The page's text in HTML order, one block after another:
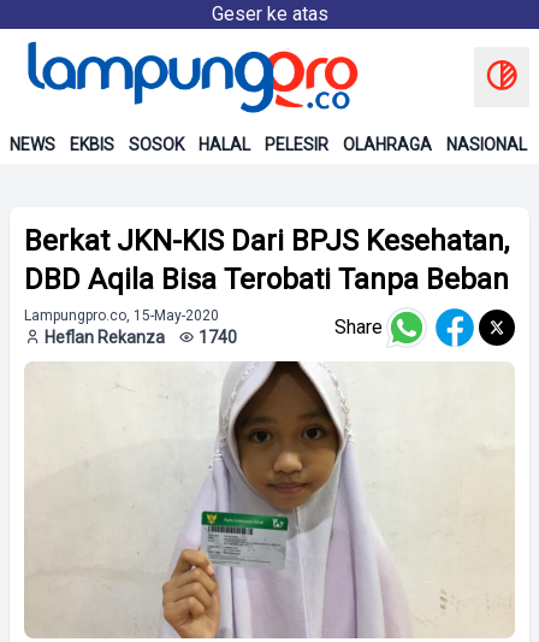
Geser ke atas
NEWS EKBIS SOSOK HALAL PELESIR OLAHRAGA NASIONAL
Berkat JKN-KIS Dari BPJS Kesehatan,
DBD Aqila Bisa Terobati Tanpa Beban
Lampungpro.co, 15-May-2020
Heflan Rekanza 1740 Share